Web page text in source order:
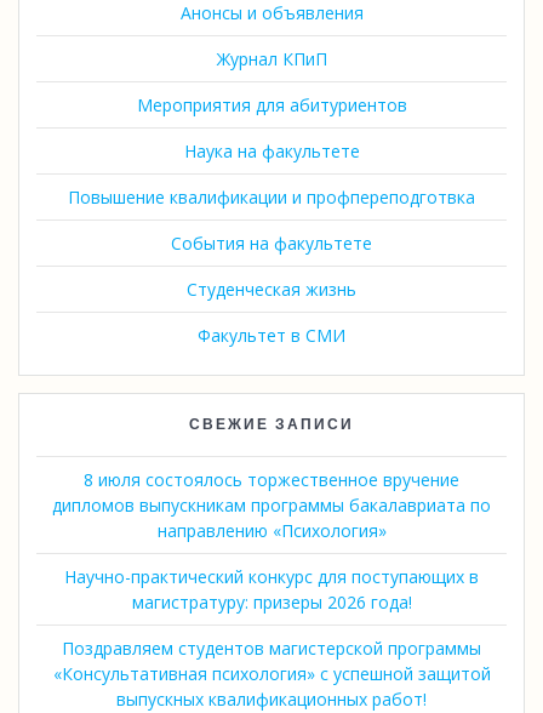
Анонсы и объявления
Журнал КПиП
Мероприятия для абитуриентов
Наука на факультете
Повышение квалификации и профпереподготвка
События на факультете
Студенческая жизнь
Факультет в СМИ
СВЕЖИЕ ЗАПИСИ
8 июля состоялось торжественное вручение
дипломов выпускникам программы бакалавриата по
направлению «Психология»
Научно-практический конкурс для поступающих в
магистратуру: призеры 2026 года!
Поздравляем студентов магистерской программы
«Консультативная психология» с успешной защитой
выпускных квалификационных работ!